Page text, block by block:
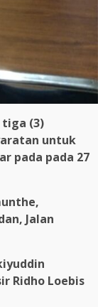
tiga (3)
untuk
pada pada 27
Jalan
Ridho Loebis